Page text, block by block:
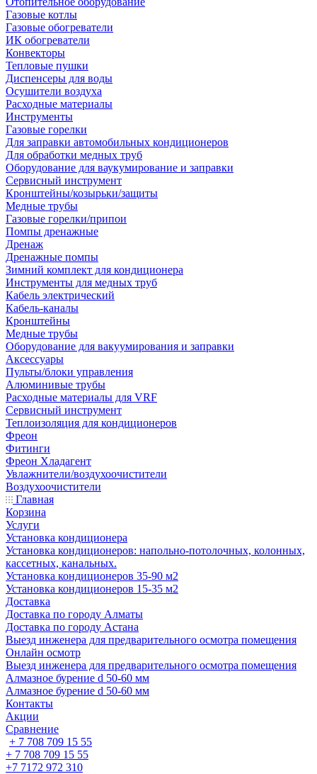
Газовые котлы
Газовые обогреватели
ИК обогреватели
Конвекторы
Тепловые пушки
Диспенсеры для воды
Осушители воздуха
Расходные материалы
Инструменты
Газовые горелки
Для заправки автомобильных кондиционеров
Для обработки медных труб
Оборудование для ваукумирование и заправки
Сервисный инструмент
Кронштейны/козырьки/защиты
Медные трубы
Газовые горелки/припои
Помпы дренажные
Дренаж
Дренажные помпы
Зимний комплект для кондиционера
Инструменты для медных труб
Кабель электрический
Кабель-каналы
Кронштейны
Медные трубы
Оборудование для вакуумирования и заправки
Аксессуары
Пульты/блоки управления
Алюминивые трубы
Расходные материалы для VRF
Сервисный инструмент
Теплоизоляция для кондиционеров
Фреон
Фитинги
Фреон Хладагент
Увлажнители/воздухоочистители
Воздухоочистители
Главная
Корзина
Услуги
Установка кондиционера
Установка кондиционеров: напольно-потолочных, колонных,
кассетных, канальных.
Установка кондиционеров 35-90 м2
Установка кондиционеров 15-35 м2
Доставка
Доставка по городу Алматы
Доставка по городу Астана
Выезд инженера для предварительного осмотра помещения
Онлайн осмотр
Выезд инженера для предварительного осмотра помещения
Алмазное бурение d 50-60 мм
Алмазное бурение d 50-60 мм
Контакты
Акции
Сравнение
+ 7 708 709 15 55
+ 7 708 709 15 55
+7 7172 972 310